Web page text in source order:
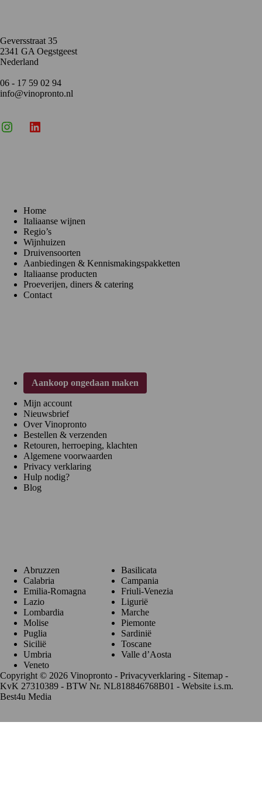
Geversstraat 35
2341 GA Oegstgeest
Nederland
06 - 17 59 02 94
info@vinopronto.nl
InstagramLinkedIn
Home
Italiaanse wijnen
Regio’s
Wijnhuizen
Druivensoorten
Aanbiedingen & Kennismakingspakketten
Italiaanse producten
Proeverijen, diners & catering
Contact
Aankoop ongedaan maken
Mijn account
Nieuwsbrief
Over Vinopronto
Bestellen & verzenden
Retouren, herroeping, klachten
Algemene voorwaarden
Privacy verklaring
Hulp nodig?
Blog
Abruzzen
Basilicata
Calabria
Campania
Emilia-Romagna
Friuli-Venezia
Lazio
Ligurië
Lombardia
Marche
Molise
Piemonte
Puglia
Sardinië
Sicilië
Toscane
Umbria
Valle d’Aosta
Veneto
Copyright © 2026 Vinopronto - Privacyverklaring - Sitemap -
KvK 27310389 - BTW Nr. NL818846768B01 - Website i.s.m.
Best4u Media